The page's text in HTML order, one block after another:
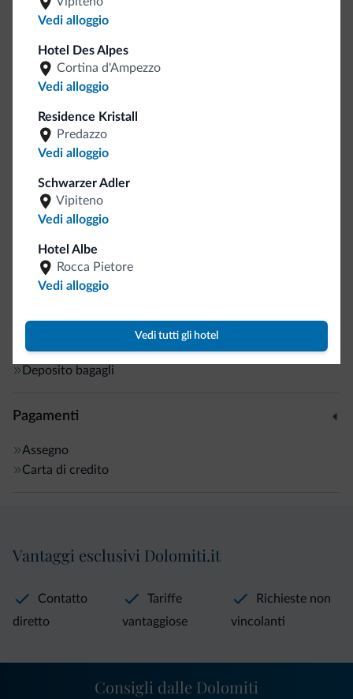
Bancomat/ATM <500 m
Ascensori
Staff multilingua
Italiano
Inglese
Francese
Motociclisti benvenuti
Internet
Wi-Fi gratuito
Accoglienza e reception
Deposito bagagli
Pagamenti
Assegno
Carta di credito
Vedi alloggio
Hotel Des Alpes
Cortina d'Ampezzo
Vedi alloggio
Residence Kristall
Predazzo
Vedi alloggio
Schwarzer Adler
Vipiteno
Vedi alloggio
Hotel Albe
Rocca Pietore
Vedi alloggio
Vedi tutti gli hotel
Vantaggi esclusivi Dolomiti.it
Contatto
diretto
Tariffe
vantaggiose
Richieste non
vincolanti
Consigli dalle Dolomiti